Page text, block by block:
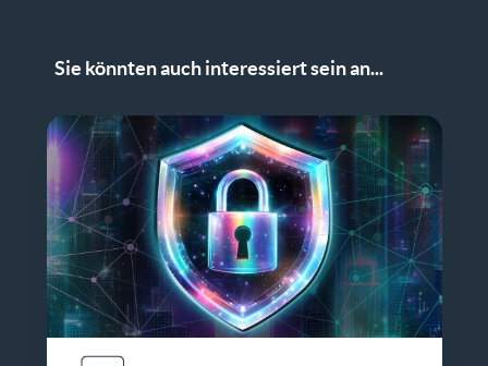
Sie könnten auch interessiert sein an...